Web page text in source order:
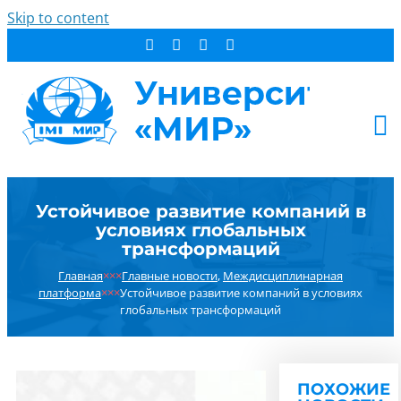
Skip to content
СТУДЕНТУ
ДОПОБРАЗОВАНИЕ
ОБ УНИВЕРСИТЕТЕ
НОВОСТИ
Устойчивое развитие компаний в
условиях глобальных
трансформаций
Главная×××Главные новости, Междисциплинарная
платформа×××Устойчивое развитие компаний в условиях
глобальных трансформаций
ПОХОЖИЕ